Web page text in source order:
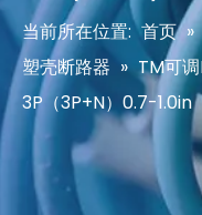
当前所在位置: 首页 »
塑壳断路器 » TM可
3P（3P+N）0.7-1.0in